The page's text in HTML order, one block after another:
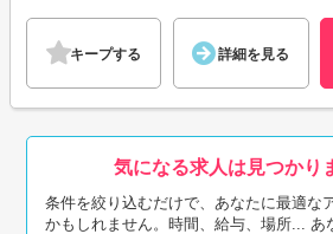
キープする 詳細を見る
気になる求人は見つかり
条件を絞り込むだけで、あなたに最適な
かもしれません。時間、給与、場所... あ